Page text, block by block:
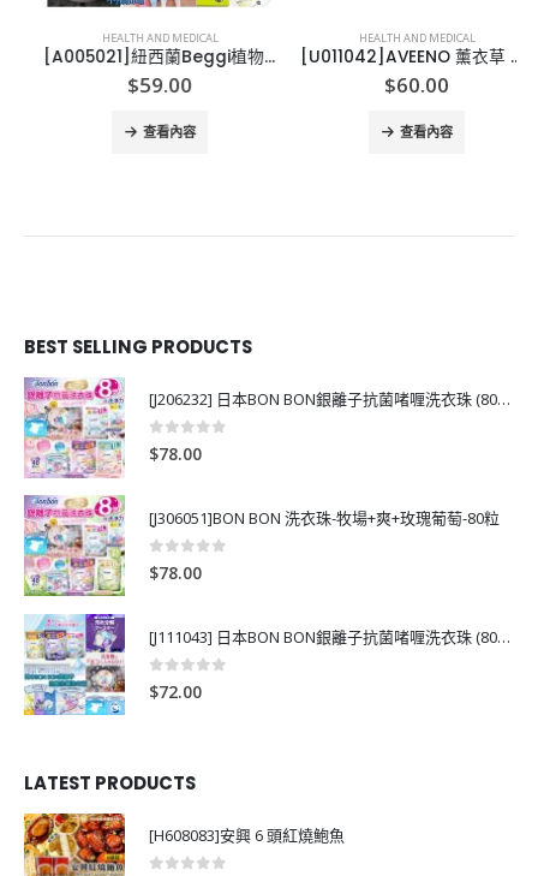
HEALTH AND MEDICAL
[A005021]紐西蘭Beggi植物精油驅蚊香薰40g
59.00
查看內容
HEALTH AND MEDICAL
[U011042]AVEENO 薰衣草 無花果沐浴露
60.00
查看內容
BEST SELLING PRODUCTS
[J206232] 日本BON BON銀離子抗菌啫喱洗衣珠 (80粒)
0out of 5
$78.00
[J306051]BON BON 洗衣珠-牧場+爽+玫瑰葡萄-80粒
0out of 5
$78.00
[J111043] 日本BON BON銀離子抗菌啫喱洗衣珠 (80粒)
0out of 5
$72.00
LATEST PRODUCTS
[H608083]安興 6 頭紅燒鮑魚